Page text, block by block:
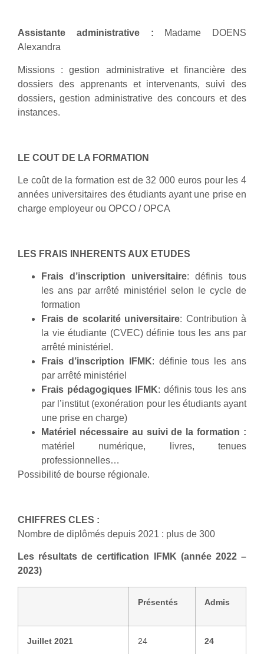
Assistante administrative : Madame DOENS
Alexandra
Missions : gestion administrative et financière des
dossiers des apprenants et intervenants, suivi des
dossiers, gestion administrative des concours et des
instances.
LE COUT DE LA FORMATION
Le coût de la formation est de 32 000 euros pour les 4
années universitaires des étudiants ayant une prise en
charge employeur ou OPCO / OPCA
LES FRAIS INHERENTS AUX ETUDES
Frais d’inscription universitaire: définis tous
les ans par arrêté ministériel selon le cycle de
formation
Frais de scolarité universitaire: Contribution à
la vie étudiante (CVEC) définie tous les ans par
arrêté ministériel.
Frais d’inscription IFMK: définie tous les ans
par arrêté ministériel
Frais pédagogiques IFMK: définis tous les ans
par l’institut (exonération pour les étudiants ayant
une prise en charge)
Matériel nécessaire au suivi de la formation :
matériel numérique, livres, tenues
professionnelles…
Possibilité de bourse régionale.
CHIFFRES CLES :
Nombre de diplômés depuis 2021 : plus de 300
Les résultats de certification IFMK (année 2022 –
2023)
Présentés Admis
Juillet 2021 24 24